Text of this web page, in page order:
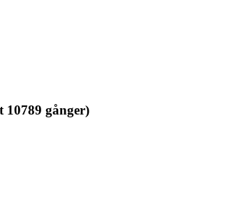
gånger)